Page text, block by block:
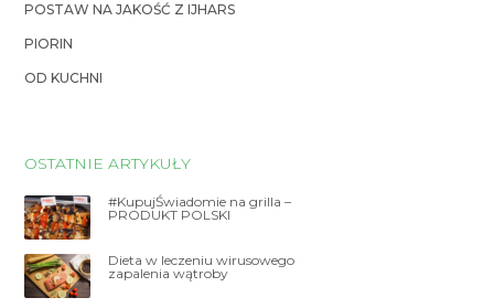
POSTAW NA JAKOŚĆ Z IJHARS
PIORIN
OD KUCHNI
OSTATNIE ARTYKUŁY
#KupujŚwiadomie na grilla –
PRODUKT POLSKI
Dieta w leczeniu wirusowego
zapalenia wątroby